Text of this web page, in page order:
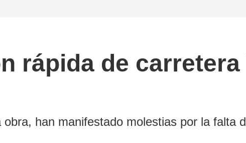
rápida de carretera
han manifestado molestias por la falta